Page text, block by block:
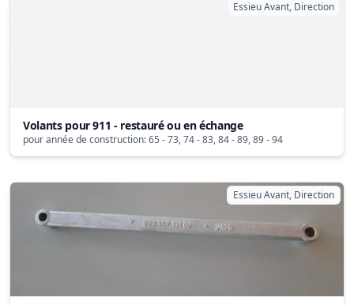
Essieu Avant, Direction
Volants pour 911 - restauré ou en échange
pour année de construction: 65 - 73, 74 - 83, 84 - 89, 89 - 94
Essieu Avant, Direction